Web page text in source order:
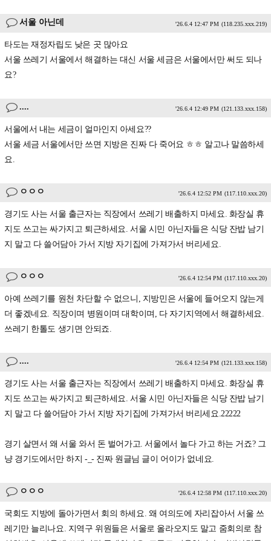
서울 아닌데 '26.6.4 12:47 PM (118.235.xxx.219)
타도는 재정자립도 낮은 곳 많아요
서울 쓰레기 서울에서 해결하는 대신 서울 세금은 서울에서만 써도 되나
요?
.... '26.6.4 12:49 PM (121.133.xxx.158)
서울에서 내는 세금이 얼마인지 아세요??
서울 세금 서울에서만 쓰면 지방은 진짜 다 죽어요 ㅎㅎ 알고나 말씀하세
요.
ㅇㅇㅇ '26.6.4 12:52 PM (117.110.xxx.20)
경기도 사는 서울 출근자는 직장에서 쓰레기 배출하지 마세요. 화장실 휴
지도 쓰고는 싸가지고 퇴근하세요. 서울 시민 아닌자들은 식당 잔밥 남기
지 말고 다 쓸어담아 가서 지방 자기집에 가져가서 버리세요.
ㅇㅇㅇ '26.6.4 12:54 PM (117.110.xxx.20)
아예 쓰레기를 원천 차단할 수 없으니, 지방민은 서울에 들어오지 않는게
더 좋겠네요. 직장이며 병원이며 대학이며, 다 자기지역에서 해결하세요.
쓰레기 한톨도 생기면 안되죠.
.... '26.6.4 12:54 PM (121.133.xxx.158)
경기도 사는 서울 출근자는 직장에서 쓰레기 배출하지 마세요. 화장실 휴
지도 쓰고는 싸가지고 퇴근하세요. 서울 시민 아닌자들은 식당 잔밥 남기
지 말고 다 쓸어담아 가서 지방 자기집에 가져가서 버리세요.22222
경기 살면서 왜 서울 와서 돈 벌어가고. 서울에서 놀다 가고 하는 거죠? 그
냥 경기도에서만 하지 -_- 진짜 원글님 글이 어이가 없네요.
ㅇㅇㅇ '26.6.4 12:58 PM (117.110.xxx.20)
국회도 지방에 돌아가면서 회의 하세요. 왜 여의도에 자리잡아서 서울 쓰
레기만 늘리나요. 지역구 위원들은 서울로 올라오지도 말고 줌회의로 참